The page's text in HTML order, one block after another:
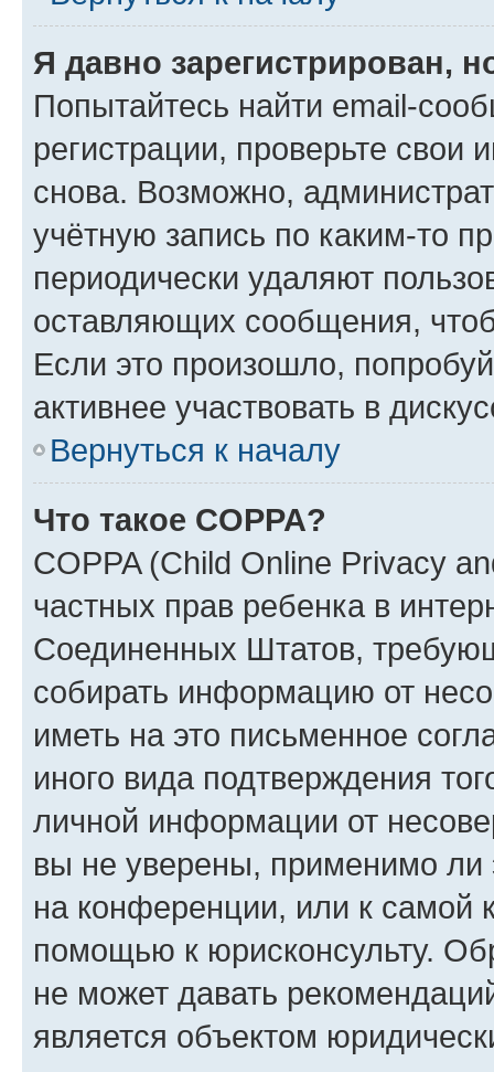
Я давно зарегистрирован,
Попытайтесь найти email-
регистрации, проверьте свои
снова. Возможно,
учётную запись по каким-то
периодически удаляют
оставляющих сообщения,
Если это произошло,
активнее участвовать в
Вернуться к началу
Что такое COPPA?
COPPA (Child Online Privacy
частных прав ребенка в
Соединенных Штатов,
собирать информацию от
иметь на это письменное
иного вида подтверждения
личной информации от
вы не уверены, применимо ли
на конференции, или к самой
помощью к юрисконсульту.
не может давать
является объектом